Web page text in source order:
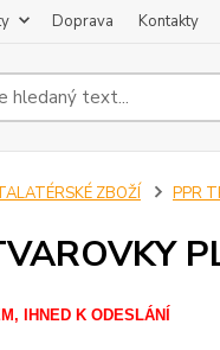
Doprava Kontakty
ZBOŽÍ PPR
IHNED K ODESLÁNÍ